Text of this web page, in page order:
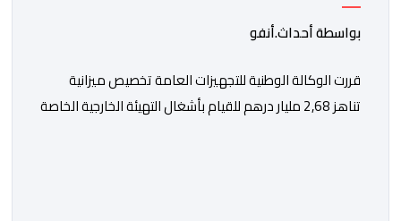
بواسطة أحداث.أنفو
قررت الوكالة الوطنية للتجهيزات العامة تخصيص ميزانية
تناهز 2,68 مليار درهم للقيام بأشغال التهيئة الخارجية الخاصة